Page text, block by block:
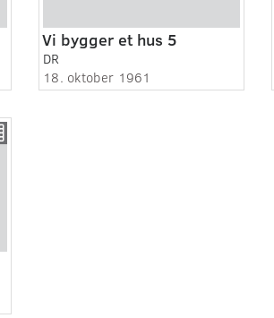
Vi bygger et hus 5
DR
18. oktober 1961